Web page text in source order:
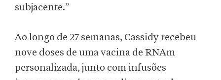
subjacente.”
Ao longo de 27 semanas, Cassidy recebeu
nove doses de uma vacina de RNAm
personalizada, junto com infusões